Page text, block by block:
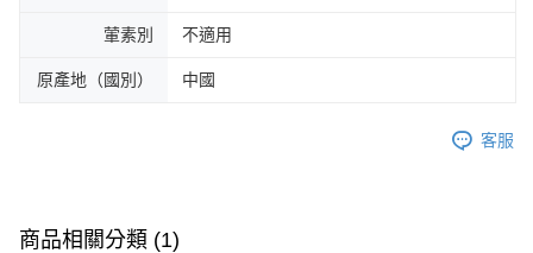
葷素別 不適用
原產地（國別） 中國
客服
商品相關分類 (1)